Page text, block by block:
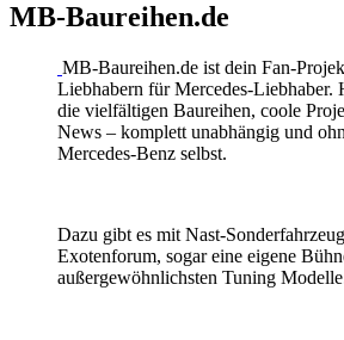
MB-Baureihen.de
MB-Baureihen.de ist dein Fan-
Liebhabern für Mercedes-Liebhaber.
die vielfältigen Baureihen, coole
News – komplett unabhängig und
Mercedes-Benz selbst.
Dazu gibt es mit Nast-
Exotenforum, sogar eine eigene
außergewöhnlichsten Tuning